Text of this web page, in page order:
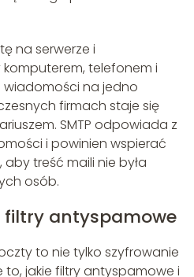
na serwerze i
telefonem i
wiadomości na jedno
firmach staje się
SMTP odpowiada z
i powinien wspierać
treść maili nie była
osób.
filtry antyspamowe
to nie tylko szyfrowanie
to, jakie filtry antyspamowe i